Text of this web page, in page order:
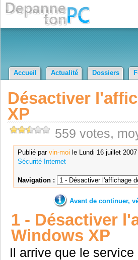
Accueil Actualité Dossiers
Désactiver
XP
559 votes,
Publié par vin-moi le Lundi 16 juillet
Sécurité Internet
Navigation :
Avant de continuer,
1 - Désactiver
Windows XP
Il arrive que le service